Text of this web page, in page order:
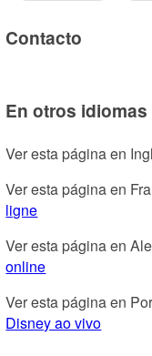
Contacto
En otros idiomas
Ver esta página en
Ver esta página en
ligne
Ver esta página en
online
Ver esta página en
Disney ao vivo